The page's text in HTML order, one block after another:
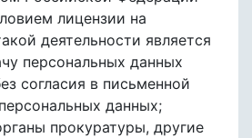
лицензии на
деятельности является
персональных данных
согласия в письменной
данных;
прокуратуры, другие